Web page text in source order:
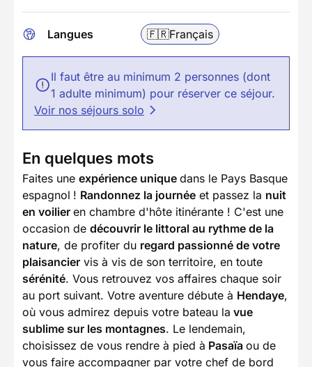
Langues 🇫🇷Français
Il faut être au minimum 2 personnes (dont
1 adulte minimum) pour réserver ce séjour.
Voir nos séjours solo
En quelques mots
Faites une expérience unique dans le Pays Basque
espagnol ! Randonnez la journée et passez la nuit
en voilier en chambre d'hôte itinérante ! C'est une
occasion de découvrir le littoral au rythme de la
nature, de profiter du regard passionné de votre
plaisancier vis à vis de son territoire, en toute
sérénité. Vous retrouvez vos affaires chaque soir
au port suivant. Votre aventure débute à Hendaye,
où vous admirez depuis votre bateau la vue
sublime sur les montagnes. Le lendemain,
choisissez de vous rendre à pied à Pasaïa ou de
vous faire accompagner par votre chef de bord